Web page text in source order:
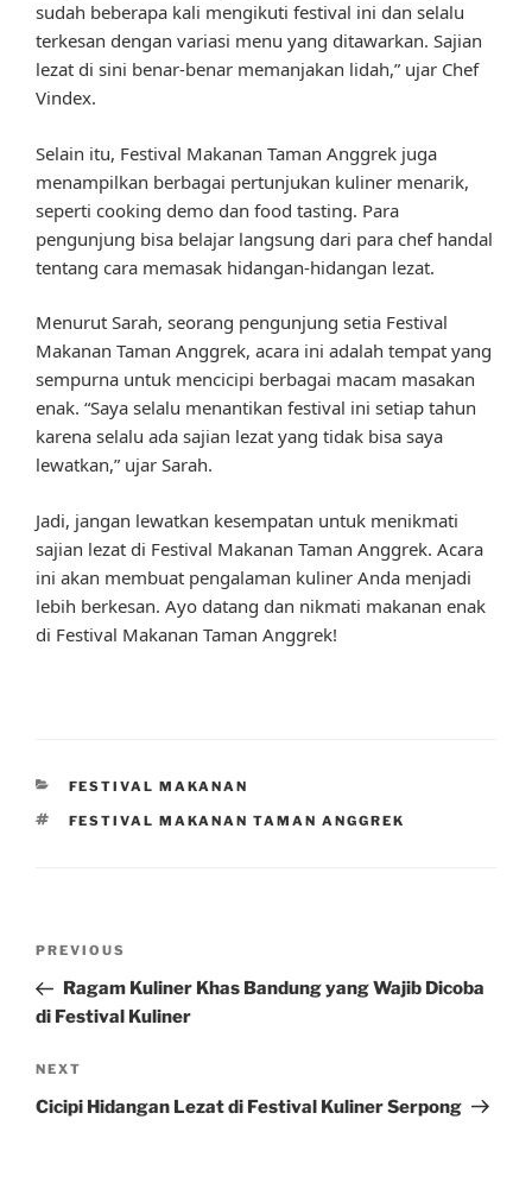
sudah beberapa kali mengikuti festival ini dan selalu
terkesan dengan variasi menu yang ditawarkan. Sajian
lezat di sini benar-benar memanjakan lidah,” ujar Chef
Vindex.
Selain itu, Festival Makanan Taman Anggrek juga
menampilkan berbagai pertunjukan kuliner menarik,
seperti cooking demo dan food tasting. Para
pengunjung bisa belajar langsung dari para chef handal
tentang cara memasak hidangan-hidangan lezat.
Menurut Sarah, seorang pengunjung setia Festival
Makanan Taman Anggrek, acara ini adalah tempat yang
sempurna untuk mencicipi berbagai macam masakan
enak. “Saya selalu menantikan festival ini setiap tahun
karena selalu ada sajian lezat yang tidak bisa saya
lewatkan,” ujar Sarah.
Jadi, jangan lewatkan kesempatan untuk menikmati
sajian lezat di Festival Makanan Taman Anggrek. Acara
ini akan membuat pengalaman kuliner Anda menjadi
lebih berkesan. Ayo datang dan nikmati makanan enak
di Festival Makanan Taman Anggrek!
CATEGORIES
FESTIVAL MAKANAN
TAGS
FESTIVAL MAKANAN TAMAN ANGGREK
Previous
Post
PREVIOUS
Ragam Kuliner Khas Bandung yang Wajib Dicoba
di Festival Kuliner
Next
Post
NEXT
Cicipi Hidangan Lezat di Festival Kuliner Serpong